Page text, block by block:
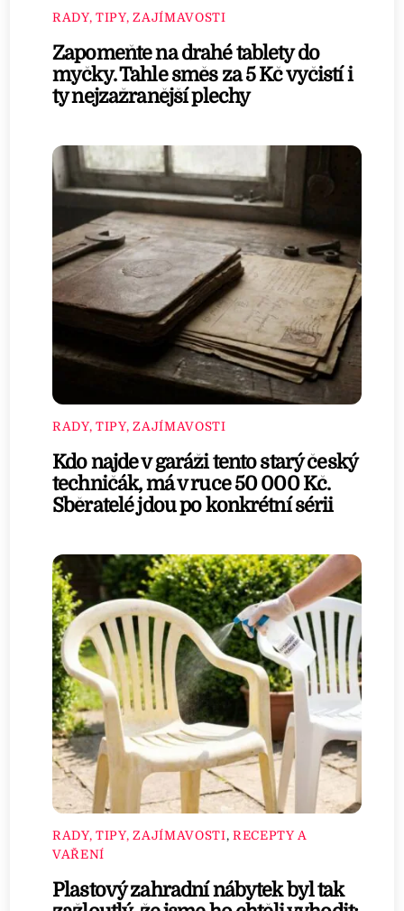
RADY, TIPY, ZAJÍMAVOSTI
Zapomeňte na drahé tablety do
myčky. Tahle směs za 5 Kč vyčistí i
ty nejzažranější plechy
RADY, TIPY, ZAJÍMAVOSTI
Kdo najde v garáži tento starý český
techničák, má v ruce 50 000 Kč.
Sběratelé jdou po konkrétní sérii
RADY, TIPY, ZAJÍMAVOSTI, RECEPTY A
VAŘENÍ
Plastový zahradní nábytek byl tak